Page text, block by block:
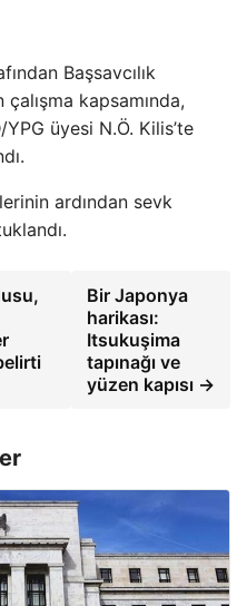
Başsavcılık
kapsamında,
üyesi N.Ö. Kilis’te
ardından sevk
Bir Japonya
harikası:
Itsukuşima
tapınağı ve
yüzen kapısı →